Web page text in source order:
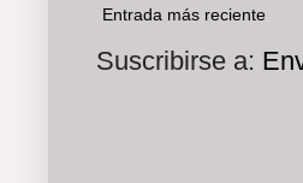
Entrada más reciente
Suscribirse a: